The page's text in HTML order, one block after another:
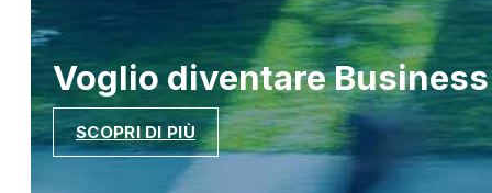
Voglio diventare
SCOPRI DI PIÙ